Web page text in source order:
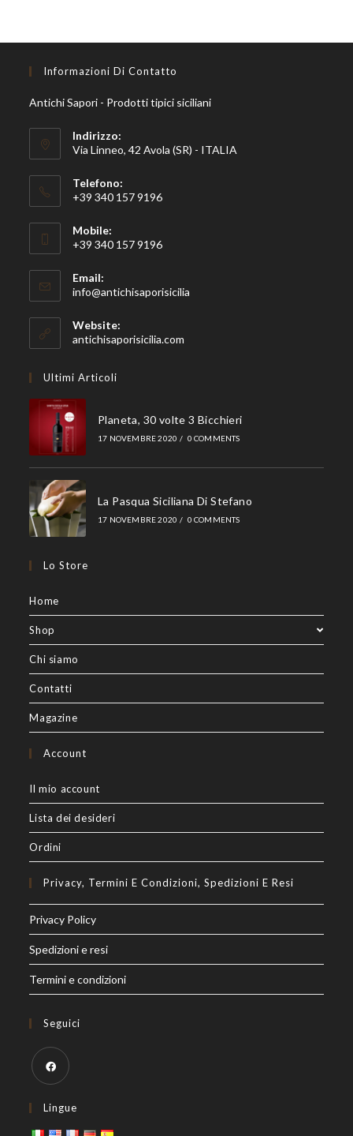
Informazioni Di Contatto
Antichi Sapori - Prodotti tipici siciliani
Indirizzo:
Via Linneo, 42 Avola (SR) - ITALIA
Telefono:
+39 340 157 9196
Mobile:
+39 340 157 9196
Email:
info@antichisaporisicilia
Website:
antichisaporisicilia.com
Ultimi Articoli
Planeta, 30 volte 3 Bicchieri
17 NOVEMBRE 2020 / 0 COMMENTS
La Pasqua Siciliana Di Stefano
17 NOVEMBRE 2020 / 0 COMMENTS
Lo Store
Home
Shop
Chi siamo
Contatti
Magazine
Account
Il mio account
Lista dei desideri
Ordini
Privacy, Termini E Condizioni, Spedizioni E Resi
Privacy Policy
Spedizioni e resi
Termini e condizioni
Seguici
in
a
Lingue